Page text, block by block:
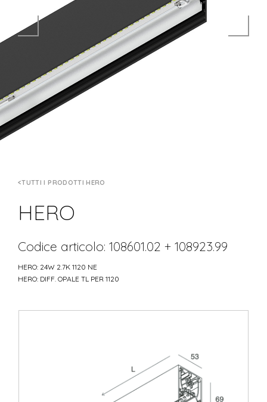
TUTTI I PRODOTTI HERO
HERO
Codice articolo: 108601.02 + 108923.99
HERO: 24W 2.7K 1120 NE
HERO: DIFF. OPALE TL PER 1120